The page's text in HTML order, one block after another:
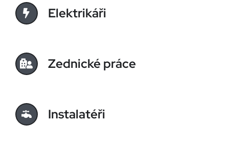
Elektrikáři
Zednické práce
Instalatéři